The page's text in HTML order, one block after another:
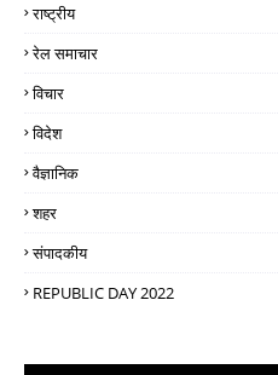
राष्ट्रीय
रेल समाचार
विचार
विदेश
वैज्ञानिक
शहर
संपादकीय
REPUBLIC DAY 2022